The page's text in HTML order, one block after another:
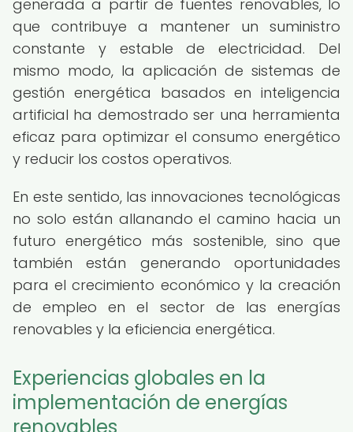
generada a partir de fuentes renovables, lo
que contribuye a mantener un suministro
constante y estable de electricidad. Del
mismo modo, la aplicación de sistemas de
gestión energética basados en inteligencia
artificial ha demostrado ser una herramienta
eficaz para optimizar el consumo energético
y reducir los costos operativos.
En este sentido, las innovaciones tecnológicas
no solo están allanando el camino hacia un
futuro energético más sostenible, sino que
también están generando oportunidades
para el crecimiento económico y la creación
de empleo en el sector de las energías
renovables y la eficiencia energética.
Experiencias globales en la
implementación de energías